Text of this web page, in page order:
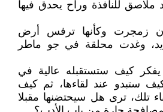
للنافذة وراح يحدق فيها
أن زمجرت وكأنها ترفس أرض
وغدت محلقة في جو ماطر
يفكر كيف ستستقبله عالية في
ستبدو عند لقاءها، ثم كيف
تلك، ترى هل سيحتضنها مقبلا